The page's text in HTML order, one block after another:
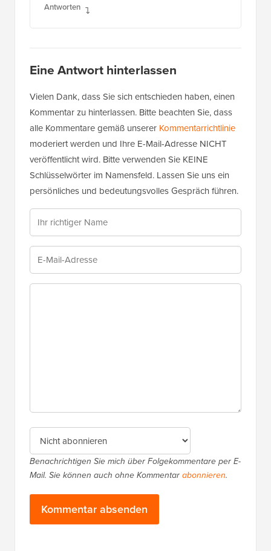
Antworten
Eine Antwort hinterlassen
Vielen Dank, dass Sie sich entschieden haben, einen
Kommentar zu hinterlassen. Bitte beachten Sie, dass
alle Kommentare gemäß unserer Kommentarrichtlinie
moderiert werden und Ihre E-Mail-Adresse NICHT
veröffentlicht wird. Bitte verwenden Sie KEINE
Schlüsselwörter im Namensfeld. Lassen Sie uns ein
persönliches und bedeutungsvolles Gespräch führen.
Benachrichtigen Sie mich über Folgekommentare per E-
Mail. Sie können auch ohne Kommentarabonnieren.